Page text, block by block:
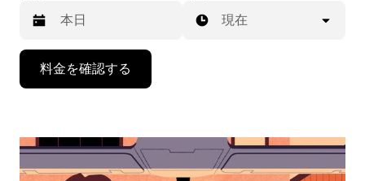
で
現在
料金を確認する